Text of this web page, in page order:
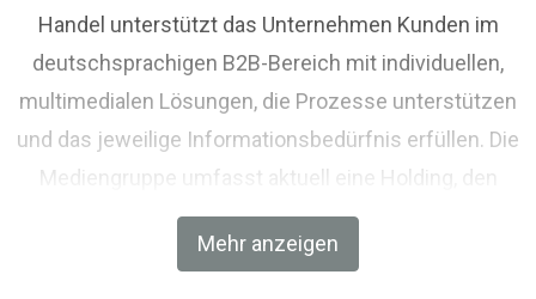
Mehr anzeigen
Handel unterstützt das Unternehmen Kunden im
deutschsprachigen B2B-Bereich mit individuellen,
multimedialen Lösungen, die Prozesse unterstützen
und das jeweilige Informationsbedürfnis erfüllen. Die
Mediengruppe umfasst aktuell eine Holding, den
Fachverlag RM Rudolf Müller Medien und mit der BIM
World MUNICH eine Netzwerkplattform für Akteure der